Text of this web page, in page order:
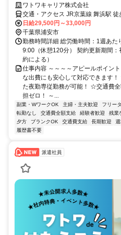
ワトワキャリア株式会社
交通・アクセス JR京葉線 舞浜駅 徒
日給29,500円～33,000円
千葉県浦安市
勤務時間詳細 総労働時間：1週あ
9:00（休憩120分） 契約更新期間
約による）
仕事内容 ～～～～アピールポイン
な出費にも安心して対応できます
た夜勤専従勤務が可能！ ☆交通費
担ゼロ！ ～...
副業・WワークOK 主婦・主夫歓迎 フリー
転勤なし
交通費全額支給 経験者歓迎 残業
夕方
ブランクOK 交通費支給 長期歓迎
履歴書不要
派遣社員